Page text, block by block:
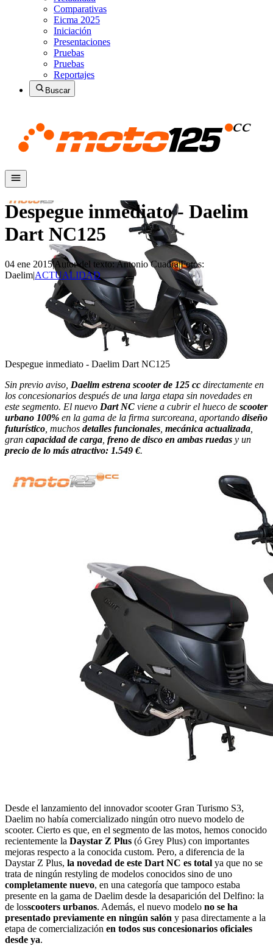
Comparativas
Eicma 2025
Iniciación
Presentaciones
Pruebas
Pruebas
Reportajes
Buscar
Despegue inmediato - Daelim
Dart NC125
04 ene 2015|Autor del texto:Antonio Cuadra|Fotos:
Daelim|ACTUALIDAD
Despegue inmediato - Daelim Dart NC125
Sin previo aviso, Daelim estrena scooter de 125 cc directamente en
los concesionarios después de una larga etapa sin novedades en
este segmento. El nuevo Dart NC viene a cubrir el hueco de scooter
urbano 100% en la gama de la firma surcoreana, aportando diseño
futurístico, muchos detalles funcionales, mecánica actualizada,
gran capacidad de carga, freno de disco en ambas ruedas y un
precio de lo más atractivo: 1.549 €.
Desde el lanzamiento del innovador scooter Gran Turismo S3,
Daelim no había comercializado ningún otro nuevo modelo de
scooter. Cierto es que, en el segmento de las motos, hemos conocido
recientemente la Daystar Z Plus (ó Grey Plus) con importantes
mejoras respecto a la conocida custom. Pero, a diferencia de la
Daystar Z Plus, la novedad de este Dart NC es total ya que no se
trata de ningún restyling de modelos conocidos sino de uno
completamente nuevo, en una categoría que tampoco estaba
presente en la gama de Daelim desde la desaparición del Delfino: la
de losscooters urbanos. Además, el nuevo modelo no se ha
presentado previamente en ningún salón y pasa directamente a la
etapa de comercialización en todos sus concesionarios oficiales
desde ya.